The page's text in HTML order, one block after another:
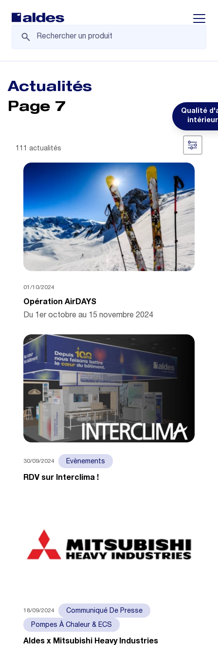
Qualité
intérieur
Actualités
Page 7
111 actualités
01/10/2024
Opération AirDAYS
Du 1er octobre au 15 novembre 2024
30/09/2024 Evènements
RDV sur Interclima !
18/09/2024 Communiqué De Presse
Pompes À Chaleur & ECS
Aldes x Mitsubishi Heavy Industries